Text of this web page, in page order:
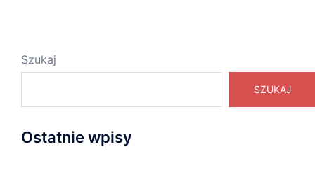
Szukaj
SZUKAJ
Ostatnie wpisy